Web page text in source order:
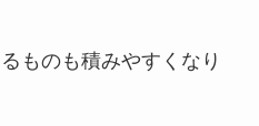
ものも積みやすくなり